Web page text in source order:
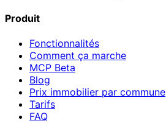
Produit
Fonctionnalités
Comment ça marche
MCP Beta
Blog
Prix immobilier par commune
Tarifs
FAQ